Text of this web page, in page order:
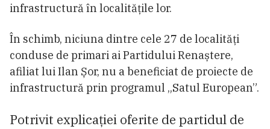
infrastructură în localitățile lor.
În schimb, niciuna dintre cele 27 de localități
conduse de primari ai Partidului Renaștere,
afiliat lui Ilan Șor, nu a beneficiat de proiecte de
infrastructură prin programul „Satul European”.
Potrivit explicației oferite de partidul de